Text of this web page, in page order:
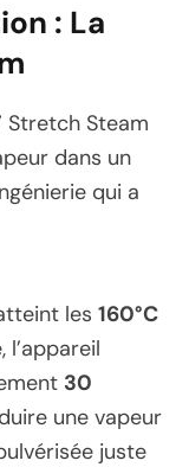
: La
Stretch Steam
dans un
qui a
les 160°C
l’appareil
30
une vapeur
juste